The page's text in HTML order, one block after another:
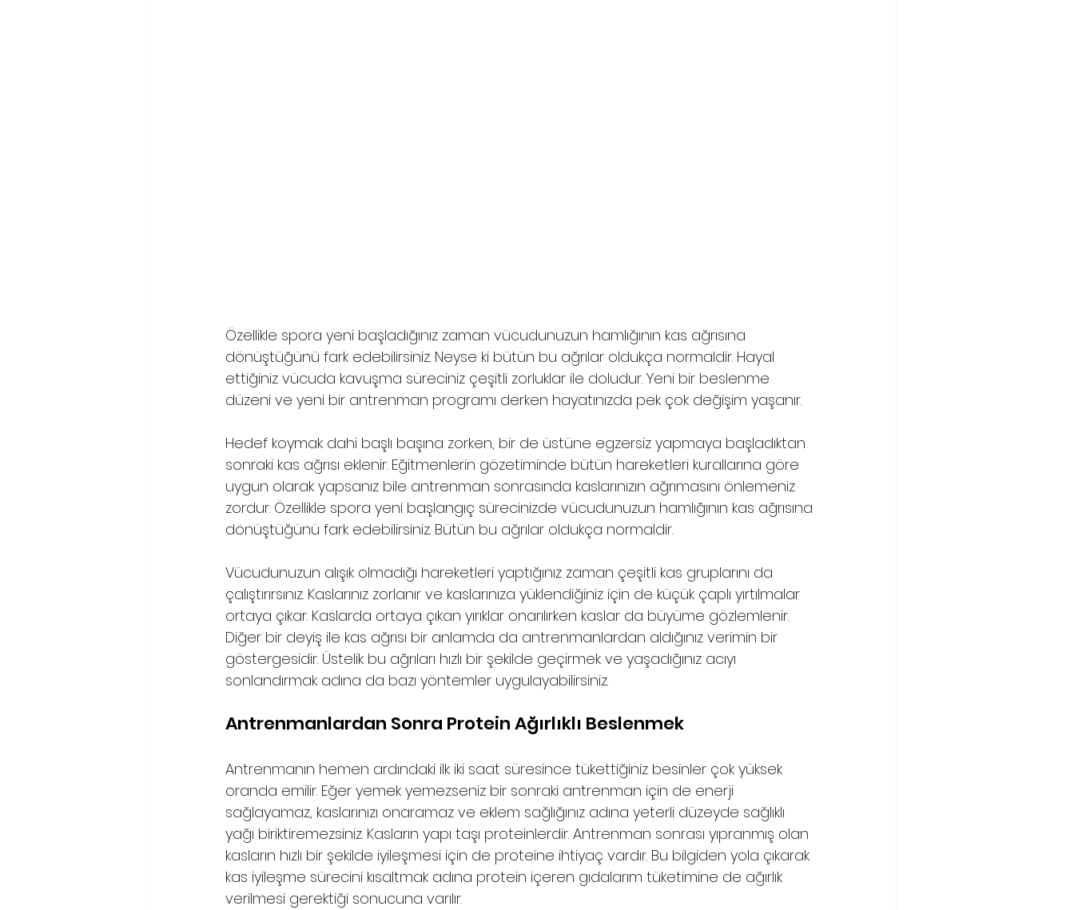
Özellikle spora yeni başladığınız zaman vücudunuzun hamlığının kas ağrısına
dönüştüğünü fark edebilirsiniz. Neyse ki bütün bu ağrılar oldukça normaldir. Hayal
ettiğiniz vücuda kavuşma süreciniz çeşitli zorluklar ile doludur. Yeni bir beslenme
düzeni ve yeni bir antrenman programı derken hayatınızda pek çok değişim yaşanır.
Hedef koymak dahi başlı başına zorken, bir de üstüne egzersiz yapmaya başladıktan
sonraki kas ağrısı eklenir. Eğitmenlerin gözetiminde bütün hareketleri kurallarına göre
uygun olarak yapsanız bile antrenman sonrasında kaslarınızın ağrımasını önlemeniz
zordur. Özellikle spora yeni başlangıç sürecinizde vücudunuzun hamlığının kas ağrısına
dönüştüğünü fark edebilirsiniz. Bütün bu ağrılar oldukça normaldir.
Vücudunuzun alışık olmadığı hareketleri yaptığınız zaman çeşitli kas gruplarını da
çalıştırırsınız. Kaslarınız zorlanır ve kaslarınıza yüklendiğiniz için de küçük çaplı yırtılmalar
ortaya çıkar. Kaslarda ortaya çıkan yırıklar onarılırken kaslar da büyüme gözlemlenir.
Diğer bir deyiş ile kas ağrısı bir anlamda da antrenmanlardan aldığınız verimin bir
göstergesidir. Üstelik bu ağrıları hızlı bir şekilde geçirmek ve yaşadığınız acıyı
sonlandırmak adına da bazı yöntemler uygulayabilirsiniz.
Antrenmanlardan Sonra Protein Ağırlıklı Beslenmek
Antrenmanın hemen ardındaki ilk iki saat süresince tükettiğiniz besinler çok yüksek
oranda emilir. Eğer yemek yemezseniz bir sonraki antrenman için de enerji
sağlayamaz, kaslarınızı onaramaz ve eklem sağlığınız adına yeterli düzeyde sağlıklı
yağı biriktiremezsiniz. Kasların yapı taşı proteinlerdir. Antrenman sonrası yıpranmış olan
kasların hızlı bir şekilde iyileşmesi için de proteine ihtiyaç vardır. Bu bilgiden yola çıkarak
kas iyileşme sürecini kısaltmak adına protein içeren gıdalarım tüketimine de ağırlık
verilmesi gerektiği sonucuna varılır.